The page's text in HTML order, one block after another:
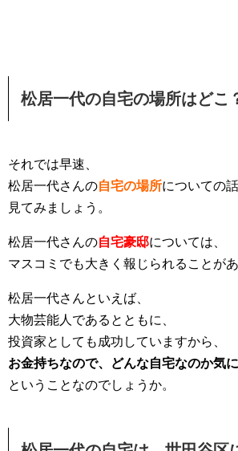
松居一代の自宅の場所はどこ
それでは早速、
松居一代さんの自宅の場所についての
見てみましょう。
松居一代さんの自宅豪邸については、
マスコミでも大きく報じられることがあ
松居一代さんといえば、
大物芸能人であるとともに、
投資家としても成功していますから、
お金持ちなので、どんな自宅なのか気に
ということなのでしょうか。